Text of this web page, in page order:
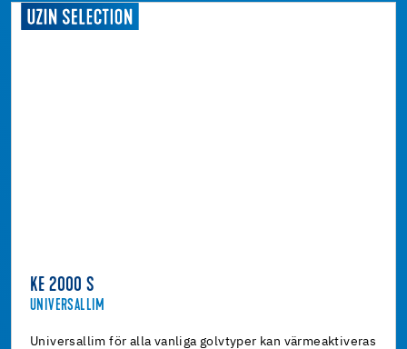
KE 2000 S
UNIVERSALLIM
Universallim för alla vanliga golvtyper kan värmeaktiveras